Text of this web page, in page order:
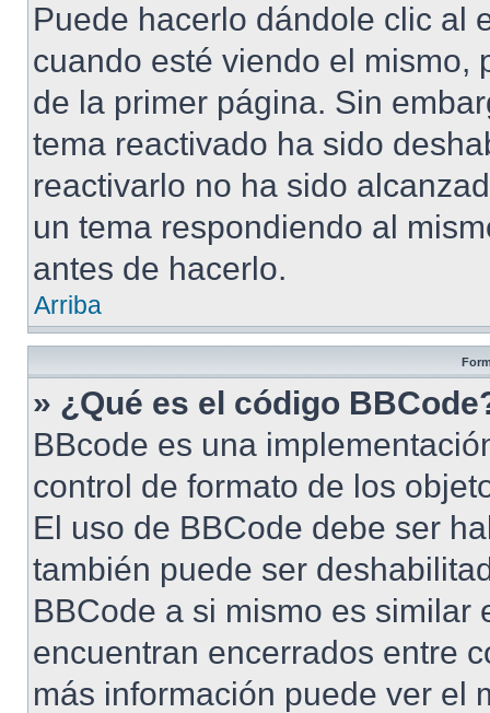
Puede hacerlo dándole clic al
cuando esté viendo el mismo,
de la primer página. Sin
tema reactivado ha sido
reactivarlo no ha sido
un tema respondiendo al
antes de hacerlo.
Arriba
» ¿Qué es el código
BBcode es una
control de formato de los
El uso de BBCode debe ser
también puede ser
BBCode a si mismo es similar
encuentran encerrados entre
más información puede ver el